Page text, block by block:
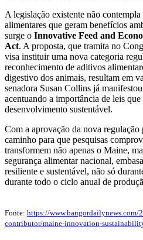
A legislação existente não
alimentares que geram benefícios
surge o Innovative Feed and
Act. A proposta, que tramita no
visa instituir uma nova categoria
reconhecimento de aditivos
digestivo dos animais, resultam em
senadora Susan Collins já
acentuando a importância de leis
desenvolvimento sustentável.
Com a aprovação da nova
caminho para que pesquisas
transformem não apenas o Maine,
segurança alimentar nacional,
resiliente e sustentável, não só
durante todo o ciclo anual de
Fonte: https://
contributor/maine-innovation-